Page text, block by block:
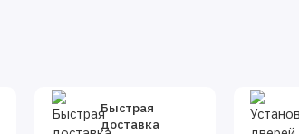
Быстрая
доставка